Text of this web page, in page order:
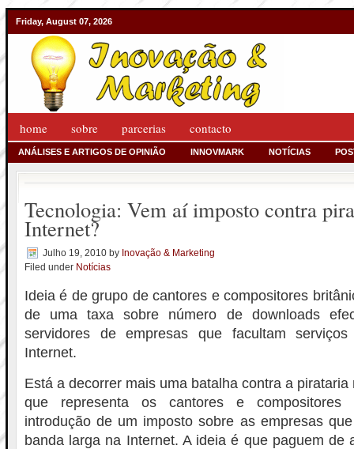
Friday, August 07, 2026
home sobre parcerias contacto
ANÁLISES E ARTIGOS DE OPINIÃO INNOVMARK NOTÍCIAS
Tecnologia: Vem aí imposto contra
Internet?
Julho 19, 2010 by Inovação & Marketing
Filed under Notícias
Ideia é de grupo de cantores e compositores
de uma taxa sobre número de downloads
servidores de empresas que facultam
Internet.
Está a decorrer mais uma batalha contra a
que representa os cantores e compositores
introdução de um imposto sobre as empresas
banda larga na Internet. A ideia é que paguem de